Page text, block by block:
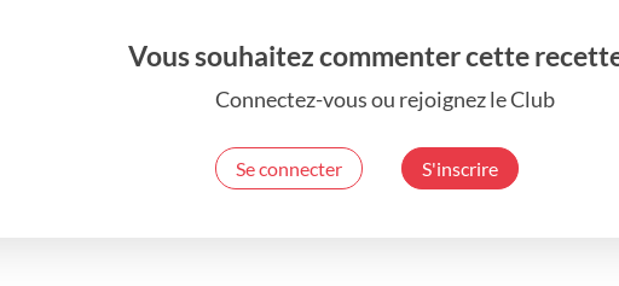
Vous souhaitez commenter cette
Connectez-vous ou rejoignez le Club
Se connecter S'inscrire